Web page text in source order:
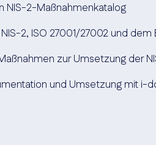
NIS-2-Maßnahmenkatalog
2, ISO 27001/27002 und
zur Umsetzung der
und Umsetzung mit i-